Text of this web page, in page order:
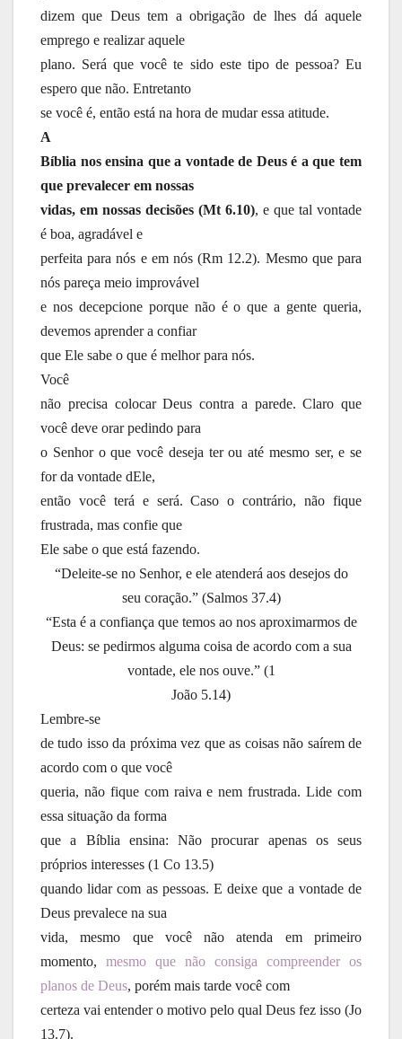
dizem que Deus tem a obrigação de lhes dá aquele
emprego e realizar aquele
plano. Será que você te sido este tipo de pessoa? Eu
espero que não. Entretanto
se você é, então está na hora de mudar essa atitude.
A
Bíblia nos ensina que a vontade de Deus é a que tem
que prevalecer em nossas
vidas, em nossas decisões (Mt 6.10), e que tal vontade
é boa, agradável e
perfeita para nós e em nós (Rm 12.2). Mesmo que para
nós pareça meio improvável
e nos decepcione porque não é o que a gente queria,
devemos aprender a confiar
que Ele sabe o que é melhor para nós.
Você
não precisa colocar Deus contra a parede. Claro que
você deve orar pedindo para
o Senhor o que você deseja ter ou até mesmo ser, e se
for da vontade dEle,
então você terá e será. Caso o contrário, não fique
frustrada, mas confie que
Ele sabe o que está fazendo.
“Deleite-se no Senhor, e ele atenderá aos desejos do
seu coração.” (Salmos 37.4)
“Esta é a confiança que temos ao nos aproximarmos de
Deus: se pedirmos alguma coisa de acordo com a sua
vontade, ele nos ouve.” (1
João 5.14)
Lembre-se
de tudo isso da próxima vez que as coisas não saírem de
acordo com o que você
queria, não fique com raiva e nem frustrada. Lide com
essa situação da forma
que a Bíblia ensina: Não procurar apenas os seus
próprios interesses (1 Co 13.5)
quando lidar com as pessoas. E deixe que a vontade de
Deus prevalece na sua
vida, mesmo que você não atenda em primeiro
momento, mesmo que não consiga compreender os
planos de Deus, porém mais tarde você com
certeza vai entender o motivo pelo qual Deus fez isso (Jo
13.7).